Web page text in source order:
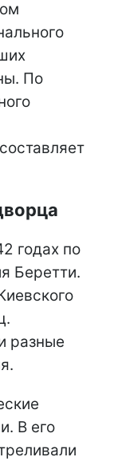
По
годах по
Беретти.
разные
В его